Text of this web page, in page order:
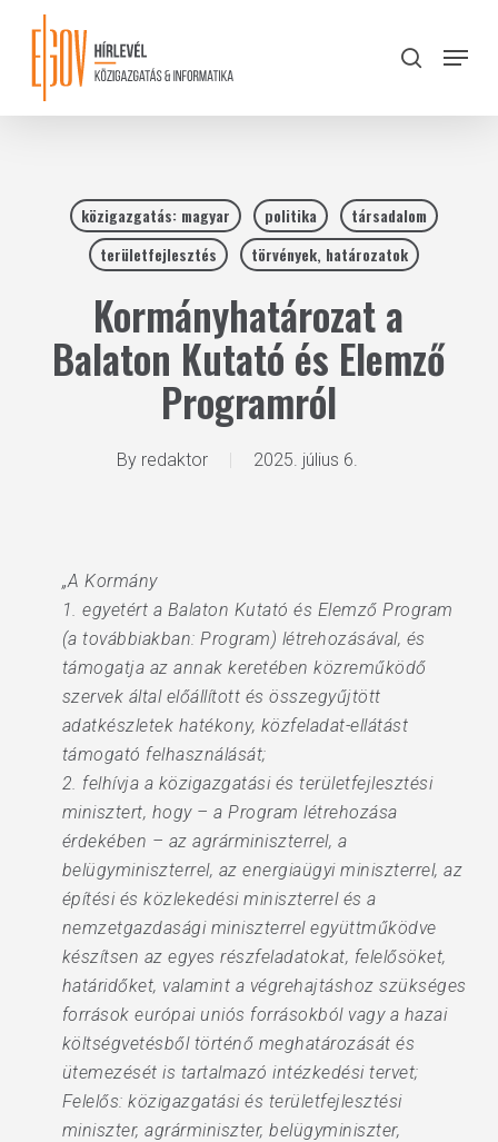
content
search
Menu
közigazgatás: magyar politika
társadalom
területfejlesztés
törvények, határozatok
Kormányhatározat a
Balaton Kutató és Elemző
Programról
By redaktor 2025. július 6.
„A Kormány
1. egyetért a Balaton Kutató és Elemző Program
(a továbbiakban: Program) létrehozásával, és
támogatja az annak keretében közreműködő
szervek által előállított és összegyűjtött
adatkészletek hatékony, közfeladat-ellátást
támogató felhasználását;
2. felhívja a közigazgatási és területfejlesztési
minisztert, hogy – a Program létrehozása
érdekében – az agrárminiszterrel, a
belügyminiszterrel, az energiaügyi miniszterrel, az
építési és közlekedési miniszterrel és a
nemzetgazdasági miniszterrel együttműködve
készítsen az egyes részfeladatokat, felelősöket,
határidőket, valamint a végrehajtáshoz szükséges
források európai uniós forrásokból vagy a hazai
költségvetésből történő meghatározását és
ütemezését is tartalmazó intézkedési tervet;
Felelős: közigazgatási és területfejlesztési
miniszter, agrárminiszter, belügyminiszter,
Close